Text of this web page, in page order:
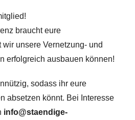
braucht eure
wir unsere Vernetzung- und
erfolgreich ausbauen können!
sodass ihr eure
absetzen könnt. Bei Interesse
info@staendige-